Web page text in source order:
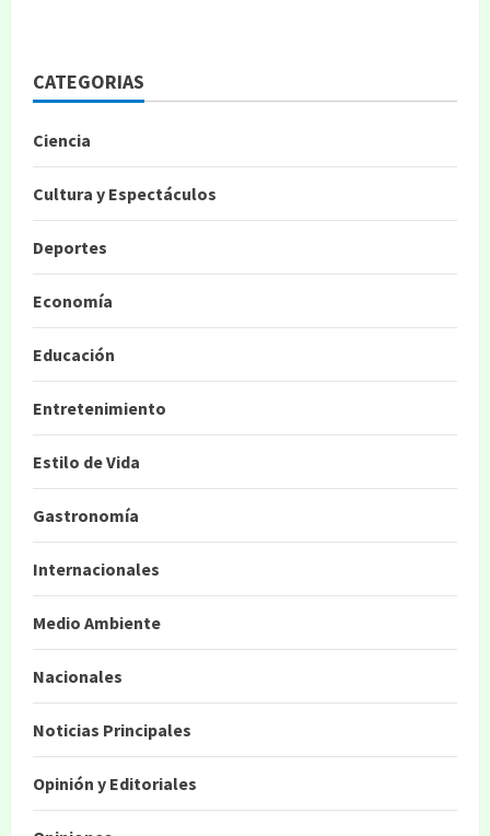
CATEGORIAS
Ciencia
Cultura y Espectáculos
Deportes
Economía
Educación
Entretenimiento
Estilo de Vida
Gastronomía
Internacionales
Medio Ambiente
Nacionales
Noticias Principales
Opinión y Editoriales